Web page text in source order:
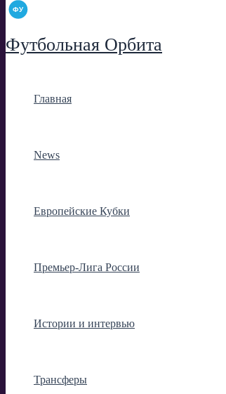
Футбольная Орбита
Главная
News
Европейские Кубки
Премьер-Лига России
Истории и интервью
Трансферы